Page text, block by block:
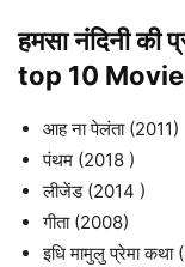
हमसा नंदिनीकी
top 10
आह ना पेलंता (2011)
पंथम (2018 )
लीजेंड (2014 )
गीता (2008)
इधि मामुलु प्रेमा कथा